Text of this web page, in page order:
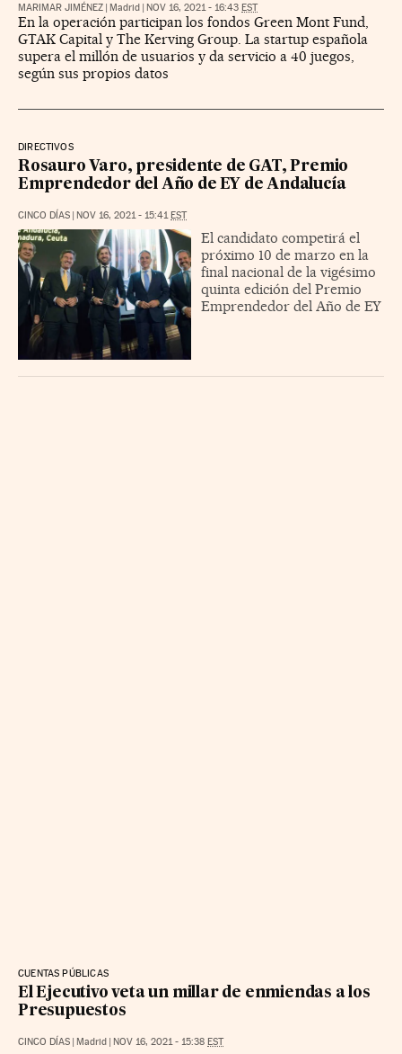
MARIMAR JIMÉNEZ | Madrid | NOV 16, 2021 - 16:43 EST
En la operación participan los fondos Green Mont Fund,
GTAK Capital y The Kerving Group. La startup española
supera el millón de usuarios y da servicio a 40 juegos,
según sus propios datos
DIRECTIVOS
Rosauro Varo, presidente de GAT, Premio
Emprendedor del Año de EY de Andalucía
CINCO DÍAS | NOV 16, 2021 - 15:41EST
El candidato competirá el
próximo 10 de marzo en la
final nacional de la vigésimo
quinta edición del Premio
Emprendedor del Año de EY
CUENTAS PÚBLICAS
El Ejecutivo veta un millar de enmiendas a los
Presupuestos
CINCO DÍAS | Madrid | NOV 16, 2021 - 15:38 EST